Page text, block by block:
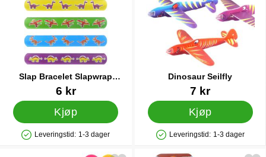
Slap Bracelet Slapwrap
Armbånd Dinosaurer
Varenummer 35813
6 kr
Kjøp
Produkttilgjengelighet: På lager
Leveringstid: 1-3 dager
Dinosaur Seilfly
Varenummer 12473
7 kr
Kjøp
Produkttilgjengelighet: På lager
Leveringstid: 1-3 dager